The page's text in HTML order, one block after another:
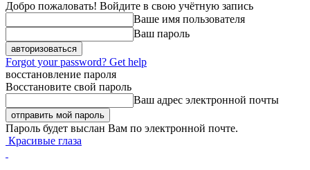
Добро пожаловать! Войдите в свою учётную запись
Ваше имя пользователя
Ваш пароль
Forgot your password? Get help
восстановление пароля
Восстановите свой пароль
Ваш адрес электронной почты
Пароль будет выслан Вам по электронной почте.
Красивые глаза